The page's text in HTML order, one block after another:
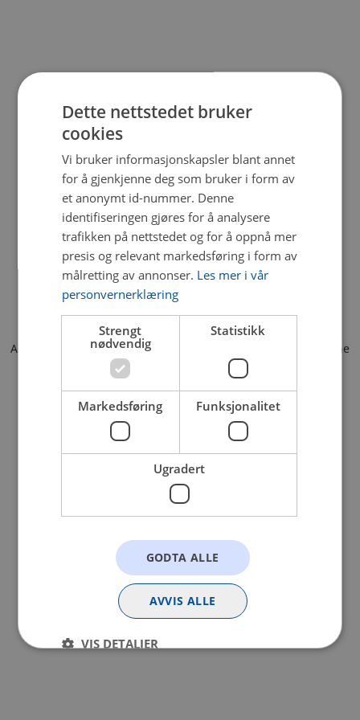
Application error: a client-side exception has occurred (see the
browser console for more information).
Dette nettstedet bruker
cookies
Vi bruker informasjonskapsler blant annet
for å gjenkjenne deg som bruker i form av
et anonymt id-nummer. Denne
identifiseringen gjøres for å analysere
trafikken på nettstedet og for å oppnå mer
presis og relevant markedsføring i form av
målretting av annonser. Les mer i vår
personvernerklæring
Strengt
nødvendig
Statistikk
Markedsføring Funksjonalitet
Ugradert
GODTA ALLE
AVVIS ALLE
VIS DETALJER